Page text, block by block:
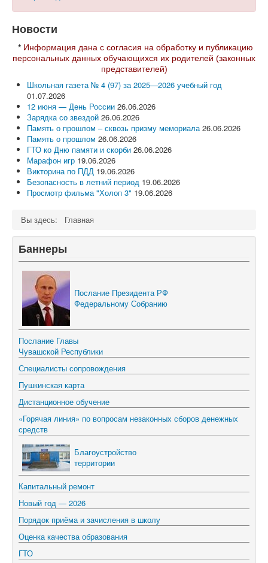
03.09.2025
Новости
* Информация дана с согласия на обработку и публикацию
персональных данных обучающихся их родителей (законных
представителей)
Школьная газета № 4 (97) за 2025—2026 учебный год
01.07.2026
12 июня — День России 26.06.2026
Зарядка со звездой 26.06.2026
Память о прошлом – сквозь призму мемориала 26.06.2026
Память о прошлом 26.06.2026
ГТО ко Дню памяти и скорби 26.06.2026
Марафон игр 19.06.2026
Викторина по ПДД 19.06.2026
Безопасность в летний период 19.06.2026
Просмотр фильма "Холоп 3" 19.06.2026
Вы здесь: Главная
Баннеры
Послание Президента РФ
Федеральному Собранию
Послание Главы
Чувашской Республики
Специалисты сопровождения
Пушкинская карта
Дистанционное обучение
«Горячая линия» по вопросам незаконных сборов денежных
средств
Благоустройство
территории
Капитальный ремонт
Новый год — 2026
Порядок приёма и зачисления в школу
Оценка качества образования
ГТО